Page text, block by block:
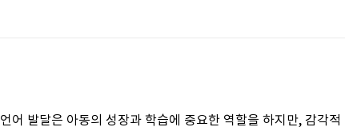
언어 발달은 아동의 성장과 학습에 중요한 역할을 하지만, 감각